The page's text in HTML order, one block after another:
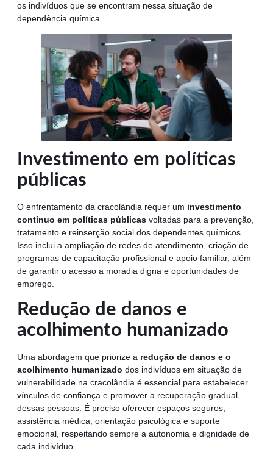
os indivíduos que se encontram nessa situação de
dependência química.
Investimento em políticas
públicas
O enfrentamento da cracolândia requer um investimento
contínuo em políticas públicas voltadas para a prevenção,
tratamento e reinserção social dos dependentes químicos.
Isso inclui a ampliação de redes de atendimento, criação de
programas de capacitação profissional e apoio familiar, além
de garantir o acesso a moradia digna e oportunidades de
emprego.
Redução de danos e
acolhimento humanizado
Uma abordagem que priorize a redução de danos e o
acolhimento humanizado dos indivíduos em situação de
vulnerabilidade na cracolândia é essencial para estabelecer
vínculos de confiança e promover a recuperação gradual
dessas pessoas. É preciso oferecer espaços seguros,
assistência médica, orientação psicológica e suporte
emocional, respeitando sempre a autonomia e dignidade de
cada indivíduo.